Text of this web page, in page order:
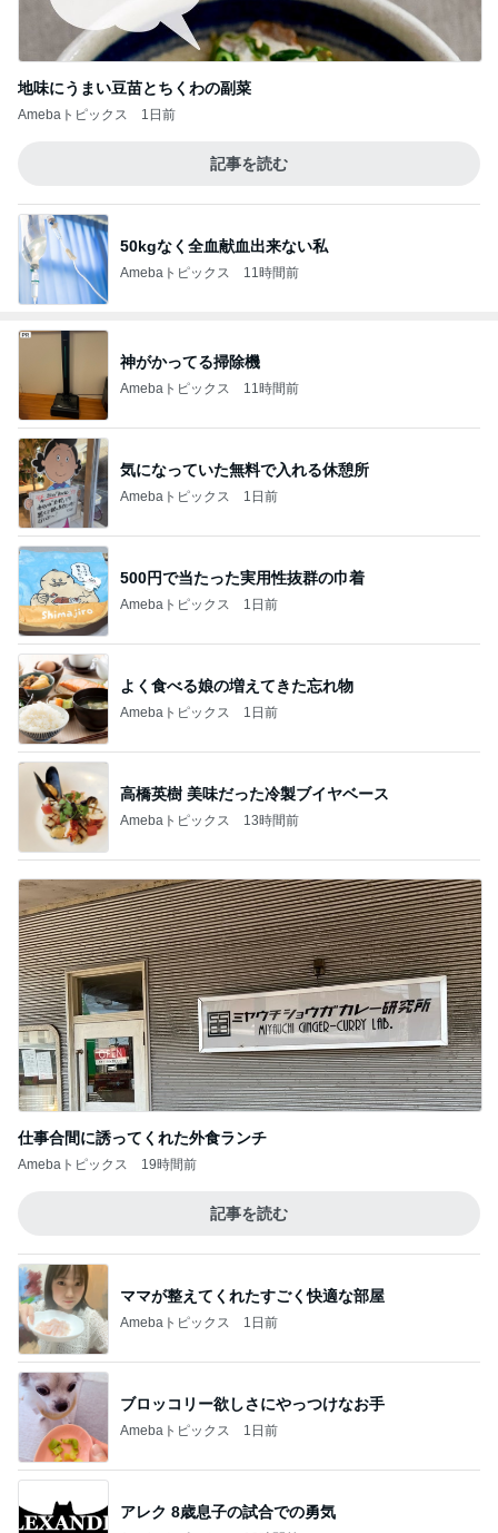
地味にうまい豆苗とちくわの副菜
Amebaトピックス 1日前
記事を読む
50kgなく全血献血出来ない私
Amebaトピックス 11時間前
神がかってる掃除機
Amebaトピックス 11時間前
気になっていた無料で入れる休憩所
Amebaトピックス 1日前
500円で当たった実用性抜群の巾着
Amebaトピックス 1日前
よく食べる娘の増えてきた忘れ物
Amebaトピックス 1日前
高橋英樹 美味だった冷製ブイヤベース
Amebaトピックス 13時間前
仕事合間に誘ってくれた外食ランチ
Amebaトピックス 19時間前
記事を読む
ママが整えてくれたすごく快適な部屋
Amebaトピックス 1日前
ブロッコリー欲しさにやっつけなお手
Amebaトピックス 1日前
アレク 8歳息子の試合での勇気